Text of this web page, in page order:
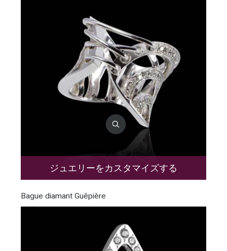
ジュエリーをカスタマイズする
Bague diamant Guêpière